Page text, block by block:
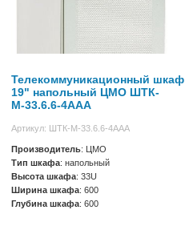
Телекоммуникационный шкаф
19" напольный ЦМО ШТК-
М-33.6.6-4ААА
Артикул: ШТК-М-33.6.6-4ААА
Производитель: ЦМО
Тип шкафа: напольный
Высота шкафа: 33U
Ширина шкафа: 600
Глубина шкафа: 600